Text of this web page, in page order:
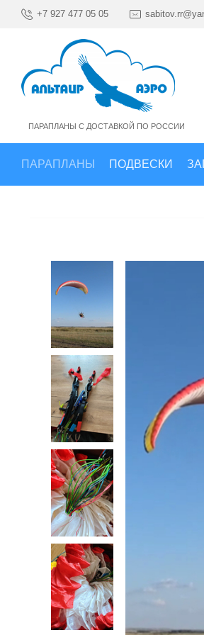
+7 927 477 05 05
ПАРАПЛАНЫ С ДОСТАВКОЙ ПО РОССИИ
ПАРАПЛАНЫ ПОДВЕСКИ